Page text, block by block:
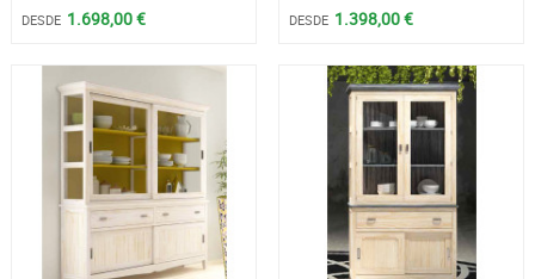
DESDE 1.698,00 € DESDE 1.398,00 €